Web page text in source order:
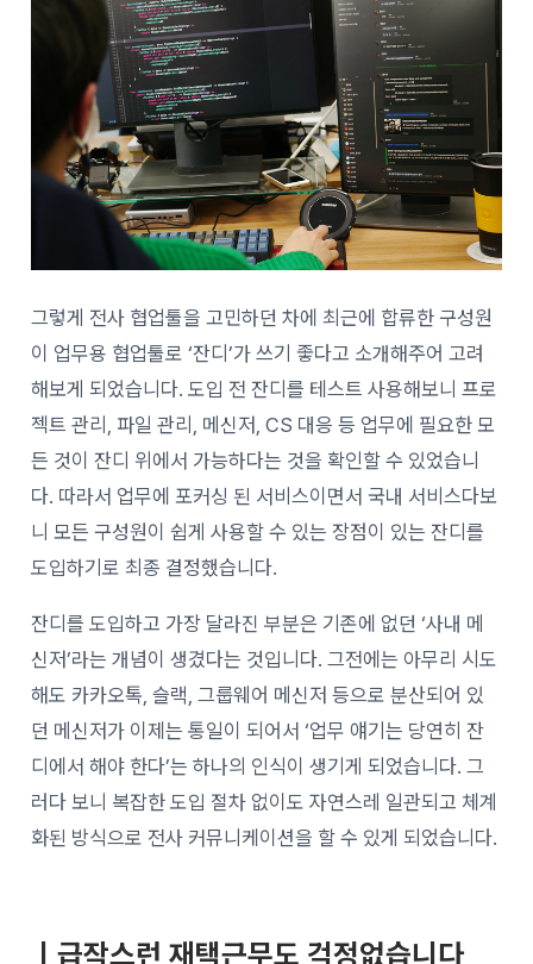
그렇게 전사 협업툴을 고민하던 차에 최근에 합류한 구성원
이 업무용 협업툴로 ‘잔디’가 쓰기 좋다고 소개해주어 고려
해보게 되었습니다. 도입 전 잔디를 테스트 사용해보니 프로
젝트 관리, 파일 관리, 메신저, CS 대응 등 업무에 필요한 모
든 것이 잔디 위에서 가능하다는 것을 확인할 수 있었습니
다. 따라서 업무에 포커싱 된 서비스이면서 국내 서비스다보
니 모든 구성원이 쉽게 사용할 수 있는 장점이 있는 잔디를
도입하기로 최종 결정했습니다.
잔디를 도입하고 가장 달라진 부분은 기존에 없던 ‘사내 메
신저’라는 개념이 생겼다는 것입니다. 그전에는 아무리 시도
해도 카카오톡, 슬랙, 그룹웨어 메신저 등으로 분산되어 있
던 메신저가 이제는 통일이 되어서 ‘업무 얘기는 당연히 잔
디에서 해야 한다’는 하나의 인식이 생기게 되었습니다. 그
러다 보니 복잡한 도입 절차 없이도 자연스레 일관되고 체계
화된 방식으로 전사 커뮤니케이션을 할 수 있게 되었습니다.
ㅣ급작스런 재택근무도 걱정없습니다